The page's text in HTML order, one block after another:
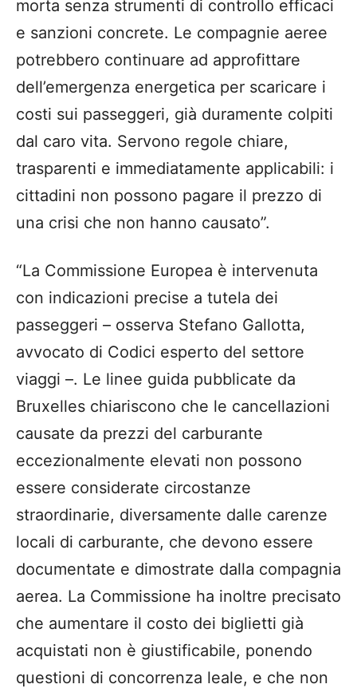
morta senza strumenti di controllo efficaci
e sanzioni concrete. Le compagnie aeree
potrebbero continuare ad approfittare
dell’emergenza energetica per scaricare i
costi sui passeggeri, già duramente colpiti
dal caro vita. Servono regole chiare,
trasparenti e immediatamente applicabili: i
cittadini non possono pagare il prezzo di
una crisi che non hanno causato”.
“La Commissione Europea è intervenuta
con indicazioni precise a tutela dei
passeggeri – osserva Stefano Gallotta,
avvocato di Codici esperto del settore
viaggi –. Le linee guida pubblicate da
Bruxelles chiariscono che le cancellazioni
causate da prezzi del carburante
eccezionalmente elevati non possono
essere considerate circostanze
straordinarie, diversamente dalle carenze
locali di carburante, che devono essere
documentate e dimostrate dalla compagnia
aerea. La Commissione ha inoltre precisato
che aumentare il costo dei biglietti già
acquistati non è giustificabile, ponendo
questioni di concorrenza leale, e che non